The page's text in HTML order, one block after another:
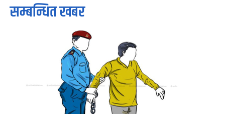
सम्बन्धित खबर